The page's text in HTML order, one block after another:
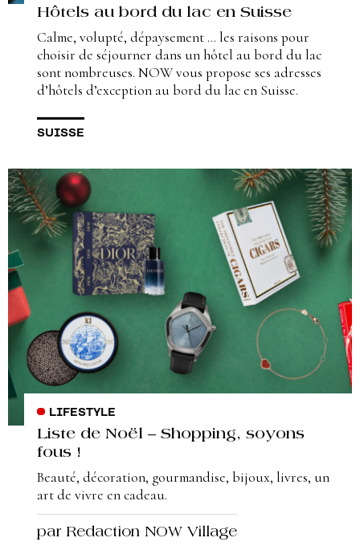
Hôtels au bord du lac en Suisse
Calme, volupté, dépaysement … les raisons pour
choisir de séjourner dans un hôtel au bord du lac
sont nombreuses. NOW vous propose ses adresses
d’hôtels d’exception au bord du lac en Suisse.
SUISSE
LIFESTYLE
Liste de Noël – Shopping, soyons
fous !
Beauté, décoration, gourmandise, bijoux, livres, un
art de vivre en cadeau.
par Redaction NOW Village